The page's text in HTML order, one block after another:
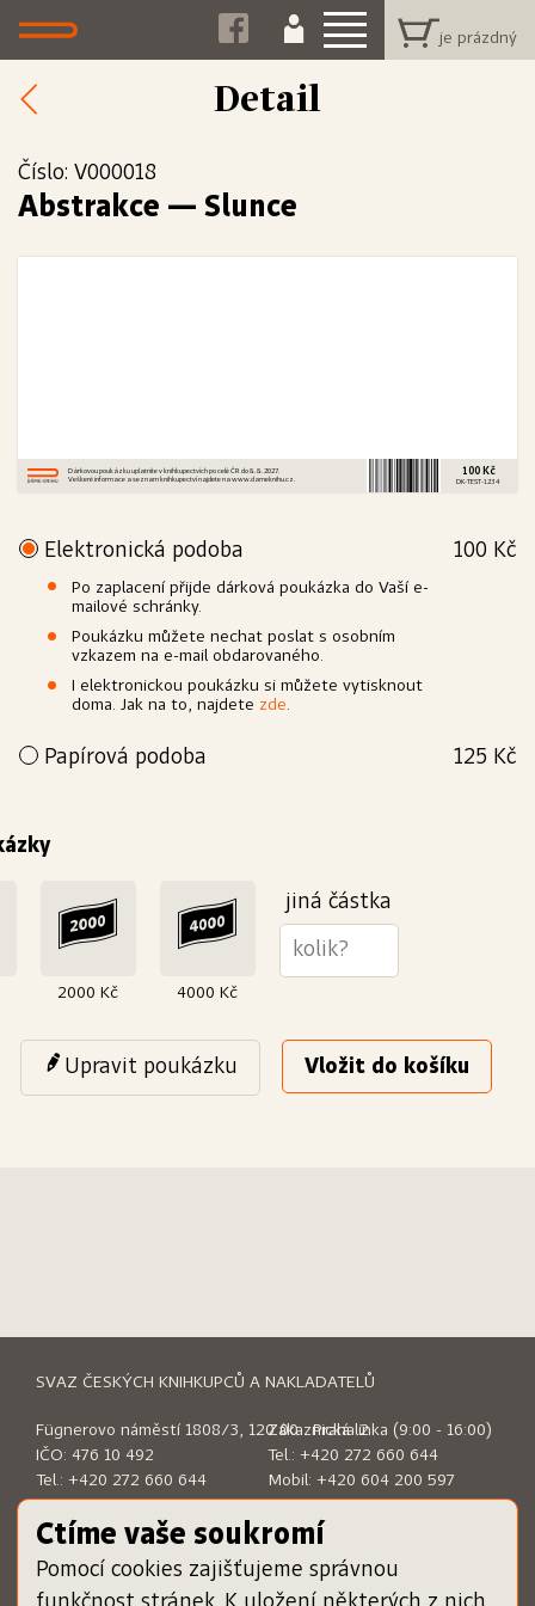
Detail
Číslo: V000018
Abstrakce — Slunce
Dárkovou poukázku uplatníte v knihkupectvích po celé ČR do 8. 8. 2027.
Veškeré informace a seznam knihkupectví najdete na www.dameknihu.cz.
100 Kč
DK-TEST-1234
Elektronická podoba 100 Kč
Po zaplacení přijde dárková poukázka do Vaší e-
mailové schránky.
Poukázku můžete nechat poslat s osobním
vzkazem na e-mail obdarovaného.
I elektronickou poukázku si můžete vytisknout
doma. Jak na to, najdete zde.
Papírová podoba 125 Kč
2000 Kč 4000 Kč
jiná částka
Upravit poukázku
SVAZ ČESKÝCH KNIHKUPCŮ A NAKLADATELŮ
Fügnerovo náměstí 1808/3, 120 00 Praha 2
IČO: 476 10 492
Tel.: +420 272 660 644
E-mail:sckn@sckn.cz
Zákaznická linka (9:00 - 16:00)
Tel.: +420 272 660 644
Mobil: +420 604 200 597
E-mail:info@dameknihu.cz
MENU ODKAZY
Ctíme vaše soukromí
Pomocí cookies zajišťujeme správnou